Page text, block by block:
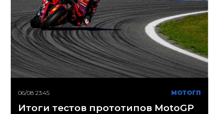
06/08 23:45 МОТОГП
Итоги тестов прототипов MotoGP